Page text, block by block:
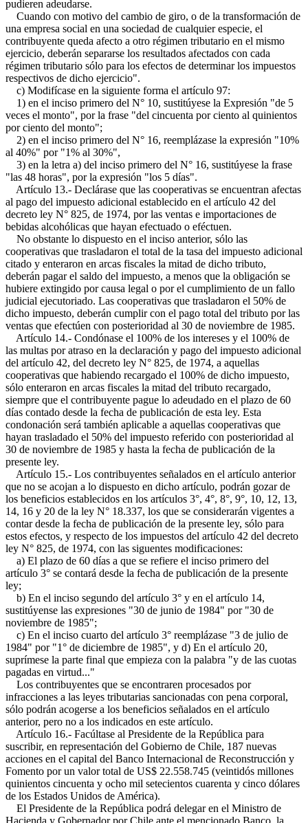
pudieren adeudarse.
Cuando con motivo del cambio de giro, o de la transformación de
una empresa social en una sociedad de cualquier especie, el
contribuyente queda afecto a otro régimen tributario en el mismo
ejercicio, deberán separarse los resultados afectados con cada
régimen tributario sólo para los efectos de determinar los impuestos
respectivos de dicho ejercicio".
c) Modifícase en la siguiente forma el artículo 97:
1) en el inciso primero del N° 10, sustitúyese la Expresión "de 5
veces el monto", por la frase "del cincuenta por ciento al quinientos
por ciento del monto";
2) en el inciso primero del N° 16, reemplázase la expresión "10%
al 40%" por "1% al 30%",
3) en la letra a) del inciso primero del N° 16, sustitúyese la frase
"las 48 horas", por la expresión "los 5 días".
Artículo 13.- Declárase que las cooperativas se encuentran afectas
al pago del impuesto adicional establecido en el artículo 42 del
decreto ley N° 825, de 1974, por las ventas e importaciones de
bebidas alcohólicas que hayan efectuado o eféctuen.
No obstante lo dispuesto en el inciso anterior, sólo las
cooperativas que trasladaron el total de la tasa del impuesto adicional
citado y enteraron en arcas fiscales la mitad de dicho tributo,
deberán pagar el saldo del impuesto, a menos que la obligación se
hubiere extingido por causa legal o por el cumplimiento de un fallo
judicial ejecutoriado. Las cooperativas que trasladaron el 50% de
dicho impuesto, deberán cumplir con el pago total del tributo por las
ventas que efectúen con posterioridad al 30 de noviembre de 1985.
Artículo 14.- Condónase el 100% de los intereses y el 100% de
las multas por atraso en la declaración y pago del impuesto adicional
del artículo 42, del decreto ley N° 825, de 1974, a aquellas
cooperativas que habiendo recargado el 100% de dicho impuesto,
sólo enteraron en arcas fiscales la mitad del tributo recargado,
siempre que el contribuyente pague lo adeudado en el plazo de 60
días contado desde la fecha de publicación de esta ley. Esta
condonación será también aplicable a aquellas cooperativas que
hayan trasladado el 50% del impuesto referido con posterioridad al
30 de noviembre de 1985 y hasta la fecha de publicación de la
presente ley.
Artículo 15.- Los contribuyentes señalados en el artículo anterior
que no se acojan a lo dispuesto en dicho artículo, podrán gozar de
los beneficios establecidos en los artículos 3°, 4°, 8°, 9°, 10, 12, 13,
14, 16 y 20 de la ley N° 18.337, los que se considerarán vigentes a
contar desde la fecha de publicación de la presente ley, sólo para
estos efectos, y respecto de los impuestos del artículo 42 del decreto
ley N° 825, de 1974, con las siguentes modificaciones:
a) El plazo de 60 días a que se refiere el inciso primero del
artículo 3° se contará desde la fecha de publicación de la presente
ley;
b) En el inciso segundo del artículo 3° y en el artículo 14,
sustitúyense las expresiones "30 de junio de 1984" por "30 de
noviembre de 1985";
c) En el inciso cuarto del artículo 3° reemplázase "3 de julio de
1984" por "1° de diciembre de 1985", y d) En el artículo 20,
suprímese la parte final que empieza con la palabra "y de las cuotas
pagadas en virtud..."
Los contribuyentes que se encontraren procesados por
infracciones a las leyes tributarias sancionadas con pena corporal,
sólo podrán acogerse a los beneficios señalados en el artículo
anterior, pero no a los indicados en este artículo.
Artículo 16.- Facúltase al Presidente de la República para
suscribir, en representación del Gobierno de Chile, 187 nuevas
acciones en el capital del Banco Internacional de Reconstrucción y
Fomento por un valor total de US$ 22.558.745 (veintidós millones
quinientos cincuenta y ocho mil setecientos cuarenta y cinco dólares
de los Estados Unidos de América).
El Presidente de la República podrá delegar en el Ministro de
Hacienda y Gobernador por Chile ante el mencionado Banco, la